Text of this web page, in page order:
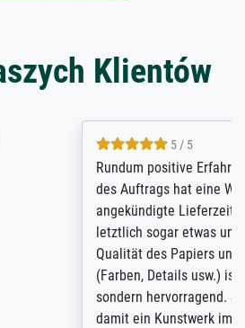
Klientów
Erfahrung. Die Ausführung
eine Weile gedauert, die
wurde aber
unterschritten. Die
und des Drucks
usw.) ist nicht nur gut,
Selbst ein Druck ist
im eigenen Sinne.